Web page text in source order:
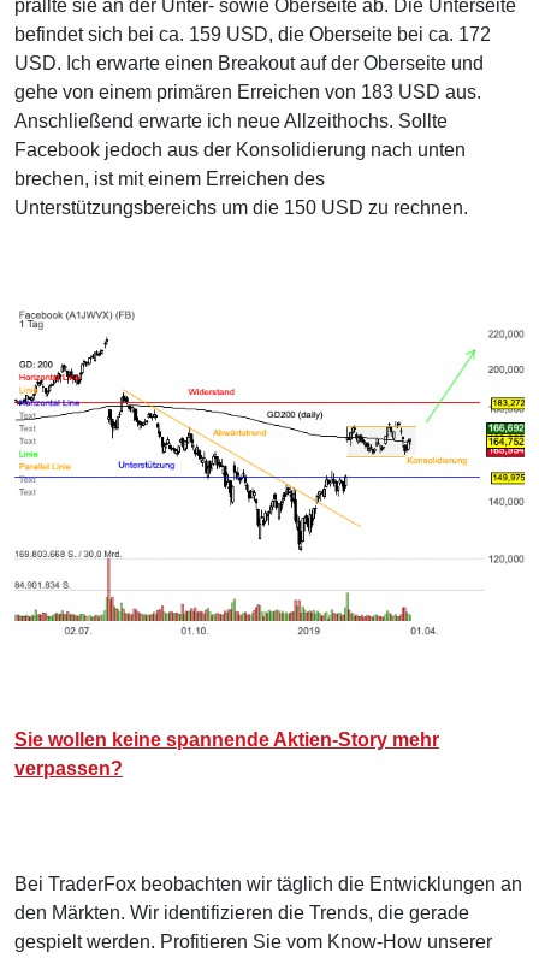
prallte sie an der Unter- sowie Oberseite ab. Die Unterseite
befindet sich bei ca. 159 USD, die Oberseite bei ca. 172
USD. Ich erwarte einen Breakout auf der Oberseite und
gehe von einem primären Erreichen von 183 USD aus.
Anschließend erwarte ich neue Allzeithochs. Sollte
Facebook jedoch aus der Konsolidierung nach unten
brechen, ist mit einem Erreichen des
Unterstützungsbereichs um die 150 USD zu rechnen.
Sie wollen keine spannende Aktien-Story mehr
verpassen?
Bei TraderFox beobachten wir täglich die Entwicklungen an
den Märkten. Wir identifizieren die Trends, die gerade
gespielt werden. Profitieren Sie vom Know-How unserer